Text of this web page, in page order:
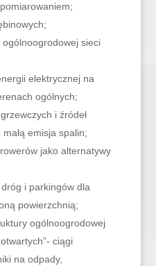
sieci
elektrycznej na
ogólnych;
i źródeł
emisja spalin;
jako alternatywy
i parkingów dla
powierzchnią;
ogólnoogrodowej
ciągi
na odpady,